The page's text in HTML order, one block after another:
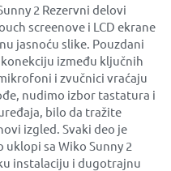
2 Rezervni delovi
screenove i LCD ekrane
jasnoću slike. Pouzdani
između ključnih
i zvučnici vraćaju
nudimo izbor tastatura i
bilo da tražite
izgled. Svaki deo je
sa Wiko Sunny 2
instalaciju i dugotrajnu